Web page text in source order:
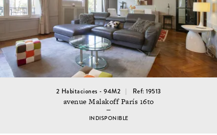
2 Habitaciones - 94M2 Ref: 19513
avenue Malakoff París 16to
INDISPONIBLE